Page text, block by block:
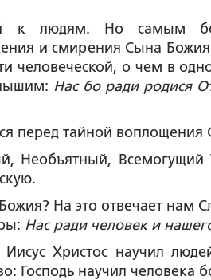
к людям. Но самым
и смирения Сына
человеческой, о чем в
Нас бо ради родися
перед тайной воплощения
Необъятный, Всемогущий
На это отвечает нам
Нас ради человек и
Христос научил
Господь научил человека